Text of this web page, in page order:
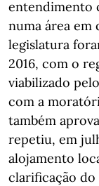
entendimento
numa área em
legislatura
2016, com o
viabilizado
com a
também
repetiu, em
alojamento
clarificação